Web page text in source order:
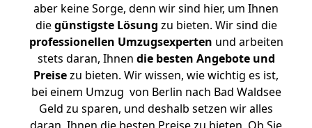
aber keine Sorge, denn wir sind hier, um Ihnen
diegünstigste Lösung zu bieten. Wir sind die
professionellen Umzugsexperten und arbeiten
stets daran, Ihnen die besten Angebote und
Preisezu bieten. Wir wissen, wie wichtig es ist,
bei einem Umzug von Berlin nach Bad Waldsee
Geld zu sparen, und deshalb setzen wir alles